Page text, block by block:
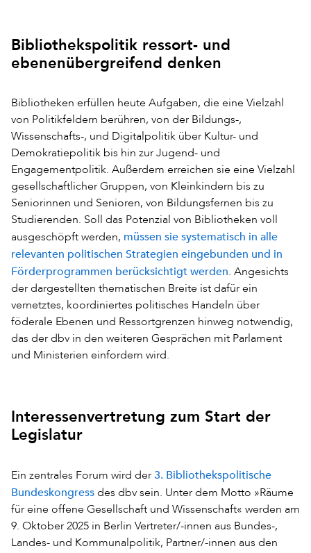
Bibliothekspolitik ressort- und
ebenenübergreifend denken
Bibliotheken erfüllen heute Aufgaben, die eine Vielzahl
von Politikfeldern berühren, von der Bildungs-,
Wissenschafts-, und Digitalpolitik über Kultur- und
Demokratiepolitik bis hin zur Jugend- und
Engagementpolitik. Außerdem erreichen sie eine Vielzahl
gesellschaftlicher Gruppen, von Kleinkindern bis zu
Seniorinnen und Senioren, von Bildungsfernen bis zu
Studierenden. Soll das Potenzial von Bibliotheken voll
ausgeschöpft werden, müssen sie systematisch in alle
relevanten politischen Strategien eingebunden und in
Förderprogrammen berücksichtigt werden . Angesichts
der dargestellten thematischen Breite ist dafür ein
vernetztes, koordiniertes politisches Handeln über
föderale Ebenen und Ressortgrenzen hinweg notwendig,
das der dbv in den weiteren Gesprächen mit Parlament
und Ministerien einfordern wird.
Interessenvertretung zum Start der
Legislatur
Ein zentrales Forum wird der 3. Bibliothekspolitische
Bundeskongress des dbv sein. Unter dem Motto »Räume
für eine offene Gesellschaft und Wissenschaft« werden am
9. Oktober 2025 in Berlin Vertreter/-innen aus Bundes-,
Landes- und Kommunalpolitik, Partner/-innen aus den